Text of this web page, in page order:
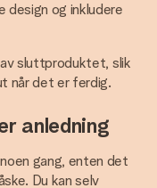
design og inkludere
sluttproduktet, slik
når det er ferdig.
anledning
gang, enten det
Du kan selv